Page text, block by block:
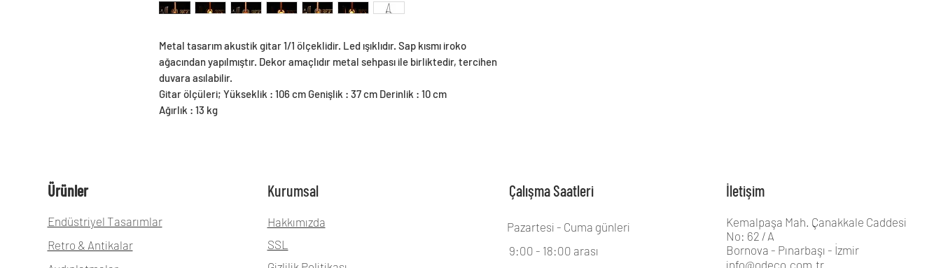
Metal tasarım akustik gitar 1/1 ölçeklidir. Led ışıklıdır. Sap kısmı iroko
ağacından yapılmıştır. Dekor amaçlıdır metal sehpası ile birliktedir, tercihen
duvara asılabilir.
Gitar ölçüleri; Yükseklik : 106 cm Genişlik : 37 cm Derinlik : 10 cm
Ağırlık : 13 kg
Ürünler
Endüstriyel Tasarımlar
Retro & Antikalar
Kurumsal
Hakkımızda
SSL
Çalışma Saatleri
Pazartesi - Cuma günleri
9:00 - 18:00 arası
İletişim
Kemalpaşa Mah. Çanakkale Caddesi
No: 62 / A
Bornova - Pınarbaşı - İzmir
info@odeco.com.tr